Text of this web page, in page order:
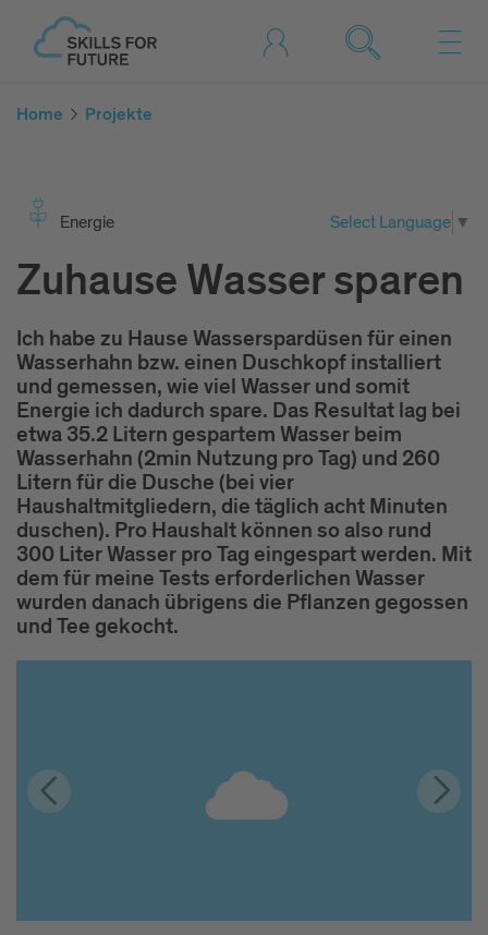
Home Projekte
Ener­gie Select Language ▼
Zuhause Wasser sparen
Ich habe zu Hause Wasserspardüsen für einen
Wasserhahn bzw. einen Duschkopf installiert
und gemessen, wie viel Wasser und somit
Energie ich dadurch spare. Das Resultat lag bei
etwa 35.2 Litern gespartem Wasser beim
Wasserhahn (2min Nutzung pro Tag) und 260
Litern für die Dusche (bei vier
Haushaltmitgliedern, die täglich acht Minuten
duschen). Pro Haushalt können so also rund
300 Liter Wasser pro Tag eingespart werden. Mit
dem für meine Tests erforderlichen Wasser
wurden danach übrigens die Pflanzen gegossen
und Tee gekocht.